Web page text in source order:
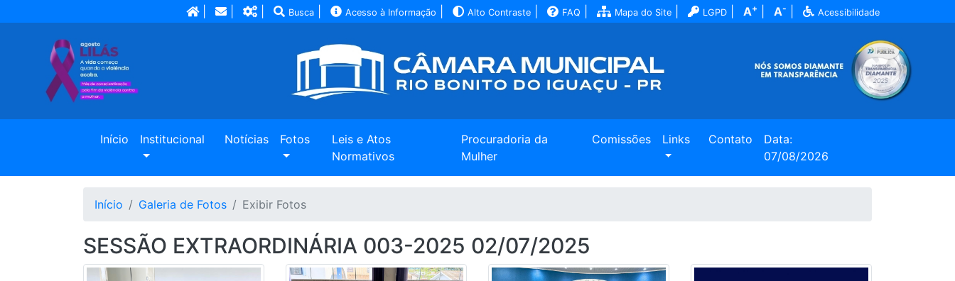
| Busca Acesso à Informação Alto Contraste FAQ Mapa do Site LGPD A+ A- Acessibilidade
Início (current)
Institucional Notícias Fotos
Leis e Atos
Normativos
Procuradoria da
Mulher
Comissões Links Contato
Data:
07/08/2026
Início Galeria de Fotos Exibir Fotos
SESSÃO EXTRAORDINÁRIA 003-2025 02/07/2025